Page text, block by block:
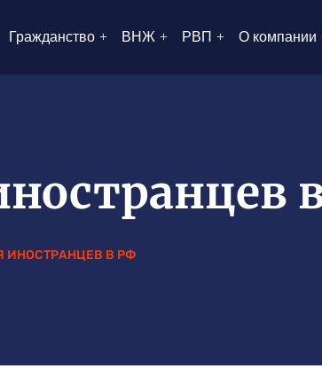
Гражданство ВНЖ РВП О компании
ИНОСТРАНЦЕВ В РФ